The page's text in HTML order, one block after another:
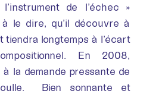
de l’échec »
le dire, qu’il découvre à
tiendra longtemps à l’écart
En 2008,
à la demande pressante de
Bien sonnante et